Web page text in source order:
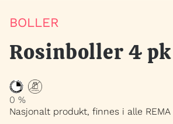
BOLLER
Rosinboller 4 pk
0 %
Nasjonalt produkt, finnes i alle REMA